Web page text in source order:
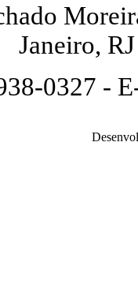
Janeiro,
0327 -